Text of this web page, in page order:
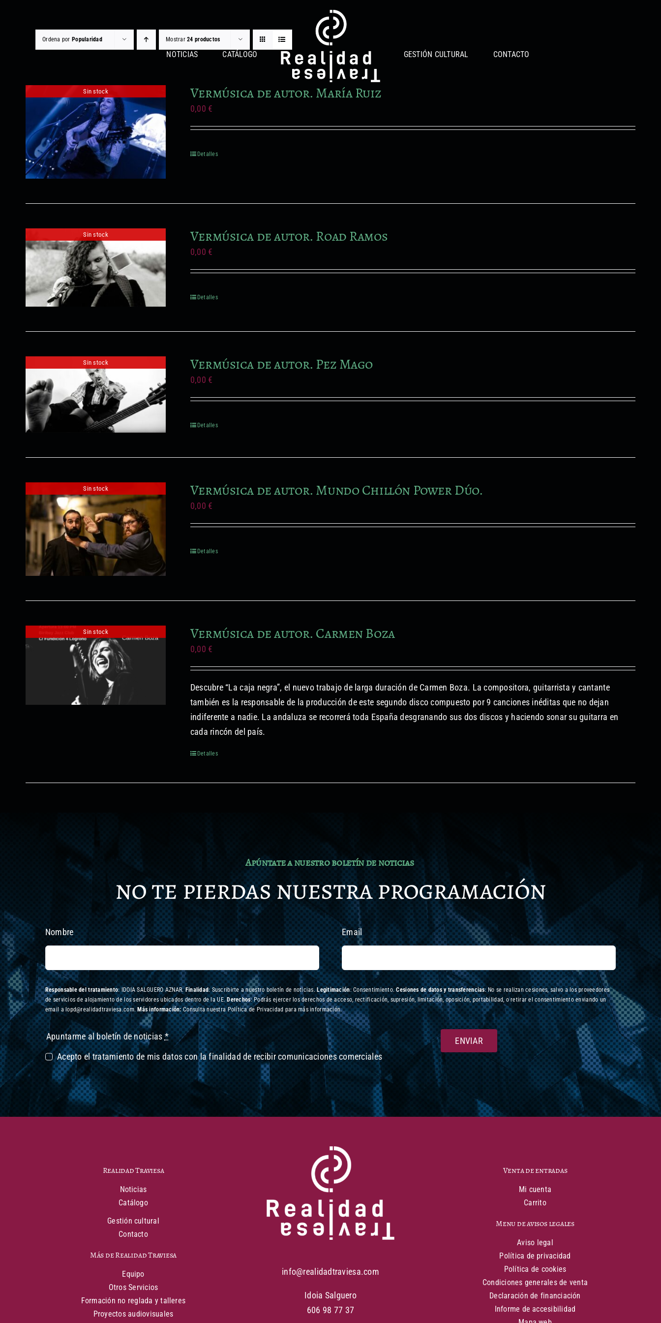
NOTICIAS CATÁLOGO GESTIÓN CULTURAL CONTACTO
Ordena por Popularidad Mostrar24 productos
Sin stock Vermúsica de autor. María Ruiz
0,00 €
Detalles
Sin stock Vermúsica de autor. Road Ramos
0,00 €
Detalles
Sin stock Vermúsica de autor. Pez Mago
0,00 €
Detalles
Sin stock Vermúsica de autor. Mundo Chillón Power Dúo.
0,00 €
Detalles
Sin stock Vermúsica de autor. Carmen Boza
0,00 €
Descubre “La caja negra”, el nuevo trabajo de larga duración de Carmen Boza. La compositora, guitarrista y cantante
también es la responsable de la producción de este segundo disco compuesto por 9 canciones inéditas que no dejan
indiferente a nadie. La andaluza se recorrerá toda España desgranando sus dos discos y haciendo sonar su guitarra en
cada rincón del país.
Detalles
Apúntate a nuestro boletín de noticias
no te pierdas nuestra programación
Nombre Email
Responsable del tratamiento: IDOIA SALGUERO AZNAR.Finalidad: Suscribirte a nuestro boletín de noticias.Legitimación: Consentimiento.Cesiones de datos y transferencias: No se realizan cesiones, salvo a los proveedores
de servicios de alojamiento de los servidores ubicados dentro de la UE.Derechos: Podrás ejercer los derechos de acceso, rectificación, supresión, limitación, oposición, portabilidad, o retirar el consentimiento enviando un
email a lopd@realidadtraviesa.com.Más información:Consulta nuestra Política de Privacidad para más información.
Apuntarme al boletín de noticias *
Acepto el tratamiento de mis datos con la finalidad de recibir comunicaciones comerciales
ENVIAR
Realidad Traviesa
Noticias
Catálogo
Gestión cultural
Contacto
Más de Realidad Traviesa
Equipo
Otros Servicios
Formación no reglada y talleres
Proyectos audiovisuales
info@realidadtraviesa.com
Idoia Salguero
606 98 77 37
Venta de entradas
Mi cuenta
Carrito
Menu de avisos legales
Aviso legal
Política de privacidad
Política de cookies
Condiciones generales de venta
Declaración de financiación
Informe de accesibilidad